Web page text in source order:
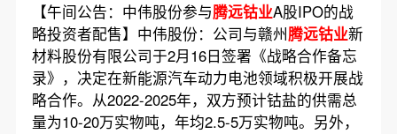
【午间公告：中伟股份参与腾远钴业A股IPO的战
略投资者配售】中伟股份：公司与赣州腾远钴业新
材料股份有限公司于2月16日签署《战略合作备忘
录》，决定在新能源汽车动力电池领域积极开展战
略合作。从2022-2025年，双方预计钴盐的供需总
量为10-20万实物吨，年均2.5-5万实物吨。另外，